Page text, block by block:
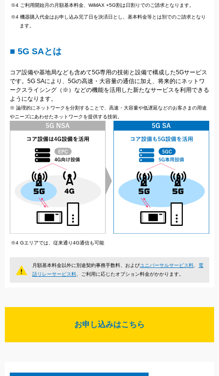
※4 ご利用開始月の月額基本料金、WiMAX +5G割は日割りでのご請求となります。
※4 機器購入代金はお申し込み完了日を決済日とし、基本料金等とは別でのご請求となり
ます。
■ 5G SAとは
コア設備や基地局なども含めて5G専用の技術と設備で構成した5Gサービス
です。5G SAにより、5Gの高速・大容量の通信に加え、将来的にネットワ
ークスライシング（※）などの機能を活用した新たなサービスを利用できる
ようになります。
※ 論理的にネットワークを分割することで、高速・大容量や低遅延などのお客さまの用途
やニーズにあわせたネットワークを提供する技術。
※4 Gエリアでは、従来通り4G通信も可能
月額基本料金以外に別途契約事務手数料、およびユニバーサルサービス料、 電
話リレーサービス料、ご利用に応じたオプション料金がかかります。
お申し込みはこちら